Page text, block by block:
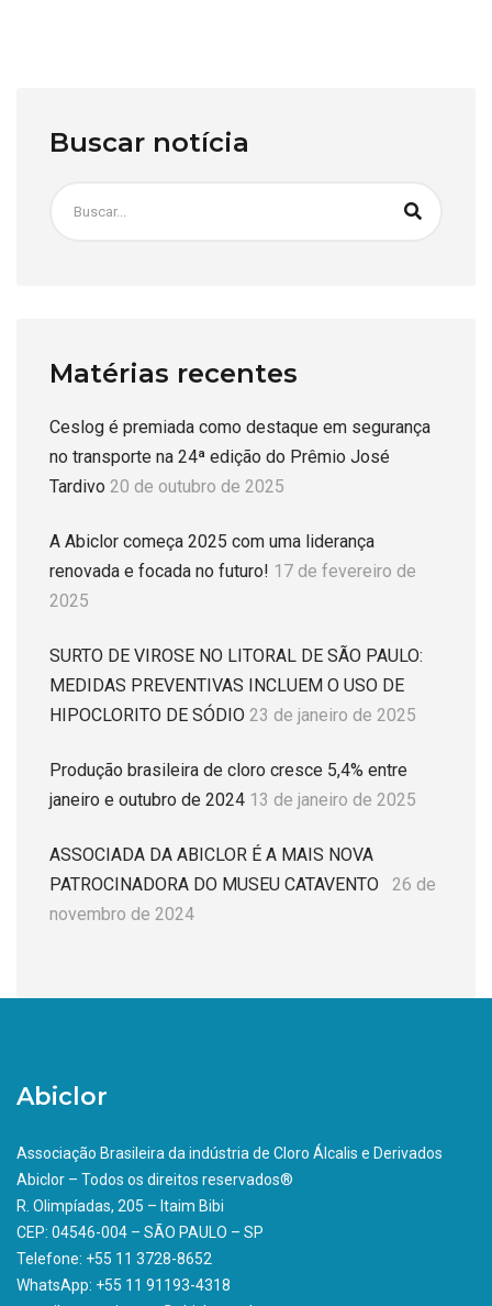
Buscar notícia
Matérias recentes
Ceslog é premiada como destaque em segurança
no transporte na 24ª edição do Prêmio José
Tardivo 20 de outubro de 2025
A Abiclor começa 2025 com uma liderança
renovada e focada no futuro! 17 de fevereiro de
2025
SURTO DE VIROSE NO LITORAL DE SÃO PAULO:
MEDIDAS PREVENTIVAS INCLUEM O USO DE
HIPOCLORITO DE SÓDIO 23 de janeiro de 2025
Produção brasileira de cloro cresce 5,4% entre
janeiro e outubro de 2024 13 de janeiro de 2025
ASSOCIADA DA ABICLOR É A MAIS NOVA
PATROCINADORA DO MUSEU CATAVENTO
26 de
novembro de 2024
Abiclor
Associação Brasileira da indústria de Cloro Álcalis e Derivados
Abiclor – Todos os direitos reservados®
R. Olimpíadas, 205 – Itaim Bibi
CEP: 04546-004 – SÃO PAULO – SP
Telefone: +55 11 3728-8652
WhatsApp: +55 11 91193-4318